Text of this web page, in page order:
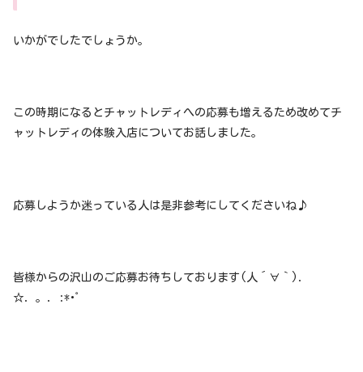
いかがでしたでしょうか。
この時期になるとチャットレディへの応募も増えるため改めてチ
ャットレディの体験入店についてお話しました。
応募しようか迷っている人は是非参考にしてくださいね♪
皆様からの沢山のご応募お待ちしております(人´∀｀)．
☆．。．:*･ﾟ